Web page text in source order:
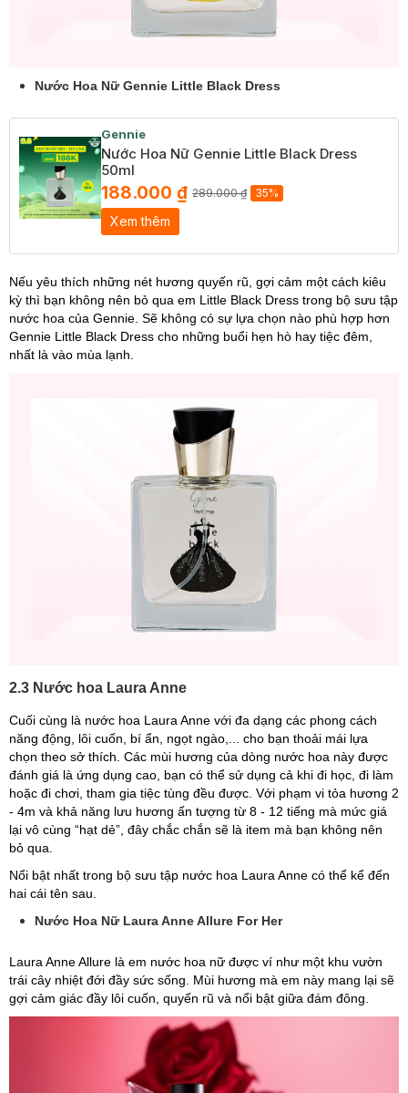
Nước Hoa Nữ Gennie Little Black Dress
Gennie
Nước Hoa Nữ Gennie Little Black Dress
50ml
188.000 ₫ 289.000 ₫ 35%
Xem thêm
Nếu yêu thích những nét hương quyến rũ, gợi cảm một cách kiêu
kỳ thì bạn không nên bỏ qua em Little Black Dress trong bộ sưu tập
nước hoa của Gennie. Sẽ không có sự lựa chọn nào phù hợp hơn
Gennie Little Black Dress cho những buổi hẹn hò hay tiệc đêm,
nhất là vào mùa lạnh.
2.3 Nước hoa Laura Anne
Cuối cùng là nước hoa Laura Anne với đa dạng các phong cách
năng động, lôi cuốn, bí ẩn, ngọt ngào,... cho bạn thoải mái lựa
chọn theo sở thích. Các mùi hương của dòng nước hoa này được
đánh giá là ứng dụng cao, bạn có thể sử dụng cả khi đi học, đi làm
hoặc đi chơi, tham gia tiệc tùng đều được. Với phạm vi tỏa hương 2
- 4m và khả năng lưu hương ấn tượng từ 8 - 12 tiếng mà mức giá
lại vô cùng “hạt dẻ”, đây chắc chắn sẽ là item mà bạn không nên
bỏ qua.
Nổi bật nhất trong bộ sưu tập nước hoa Laura Anne có thể kể đến
hai cái tên sau.
Nước Hoa Nữ Laura Anne Allure For Her
Laura Anne Allure là em nước hoa nữ được ví như một khu vườn
trái cây nhiệt đới đầy sức sống. Mùi hương mà em này mang lại sẽ
gợi cảm giác đầy lôi cuốn, quyến rũ và nổi bật giữa đám đông.